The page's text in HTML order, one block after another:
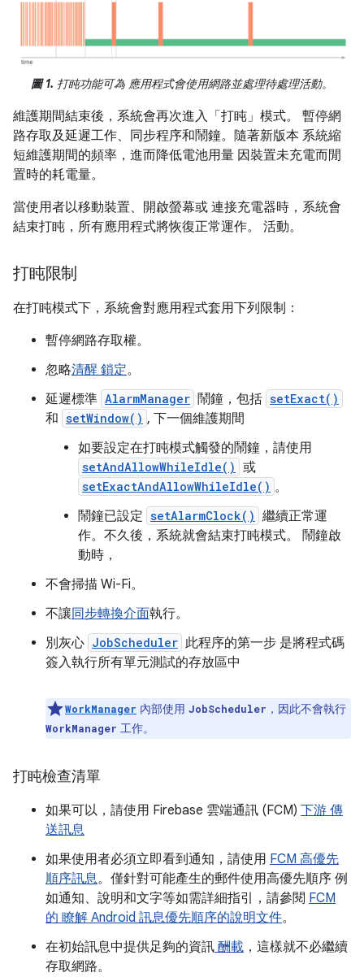
圖 1. 打盹功能可為 應用程式會使用網路並處理待處理活動。
維護期間結束後，系統會再次進入「打盹」模式。 暫停網
路存取及延遲工作、同步程序和鬧鐘。隨著新版本 系統縮
短維護期間的頻率，進而降低電池用量 因裝置未充電而閒
置時的耗電量。
當使用者以移動裝置、開啟螢幕或 連接充電器時，系統會
結束打盹，所有應用程式將恢復正常運作。 活動。
打盹限制
在打盹模式下，系統會對應用程式套用下列限制：
暫停網路存取權。
忽略清醒 鎖定。
延遲標準 AlarmManager 鬧鐘，包括 setExact()
和 setWindow() , 下一個維護期間
如要設定在打盹模式觸發的鬧鐘，請使用
setAndAllowWhileIdle() 或
setExactAndAllowWhileIdle() 。
鬧鐘已設定 setAlarmClock() 繼續正常運
作。不久後，系統就會結束打盹模式。 鬧鐘啟
動時，
不會掃描 Wi-Fi。
不讓同步轉換介面執行。
別灰心 JobScheduler 此程序的第一步 是將程式碼
簽入執行所有單元測試的存放區中
WorkManager 內部使用 JobScheduler ，因此不會執行
WorkManager 工作。
打盹檢查清單
如果可以，請使用 Firebase 雲端通訊 (FCM) 下游 傳
送訊息
如果使用者必須立即看到通知，請使用 FCM 高優先
順序訊息。僅針對可能產生的郵件使用高優先順序 例
如通知、說明和文字等如需詳細指引，請參閱 FCM
的 瞭解 Android 訊息優先順序的說明文件。
在初始訊息中提供足夠的資訊 酬載 ，這樣就不必繼續
存取網路。